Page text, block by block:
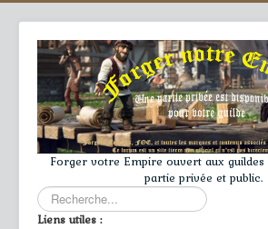
Forger votre Empire ouvert aux guildes
partie privée et public.
Rechercher
Liens utiles :